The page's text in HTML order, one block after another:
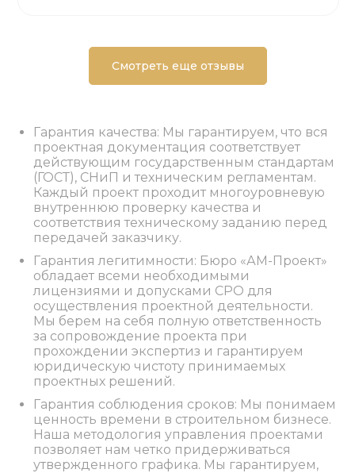
Смотреть еще отзывы
Гарантия качества: Мы гарантируем, что вся
проектная документация соответствует
действующим государственным стандартам
(ГОСТ), СНиП и техническим регламентам.
Каждый проект проходит многоуровневую
внутреннюю проверку качества и
соответствия техническому заданию перед
передачей заказчику.
Гарантия легитимности: Бюро «АМ-Проект»
обладает всеми необходимыми
лицензиями и допусками СРО для
осуществления проектной деятельности.
Мы берем на себя полную ответственность
за сопровождение проекта при
прохождении экспертиз и гарантируем
юридическую чистоту принимаемых
проектных решений.
Гарантия соблюдения сроков: Мы понимаем
ценность времени в строительном бизнесе.
Наша методология управления проектами
позволяет нам четко придерживаться
утвержденного графика. Мы гарантируем,